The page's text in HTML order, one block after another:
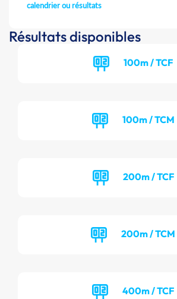
calendrier ou résultats
Résultats disponibles
100m / TCF
100m / TCM
200m / TCF
200m / TCM
400m / TCF